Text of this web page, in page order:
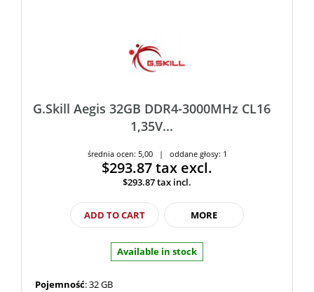
G.Skill Aegis 32GB DDR4-3000MHz CL16
1,35V...
średnia ocen: 5,00 | oddane głosy: 1
$293.87tax excl.
$293.87tax incl.
ADD TO CART MORE
Available in stock
Pojemność: 32 GB